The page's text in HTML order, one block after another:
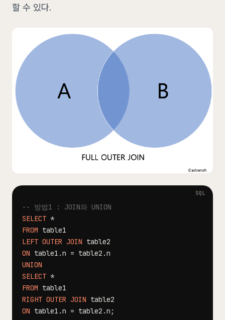
할 수 있다.
-- 방법1 : JOIN와 UNION
SELECT *
FROM
LEFT OUTER JOIN
ON table1 .n = table2 .
UNION
SELECT *
FROM
RIGHT OUTER JOIN
ON table1 .n = table2 .n ;